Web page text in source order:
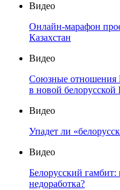
Видео
Онлайн-марафон
Казахстан
Видео
Союзные отношения
в новой белорусской
Видео
Упадет ли
Видео
Белорусский
недоработка?